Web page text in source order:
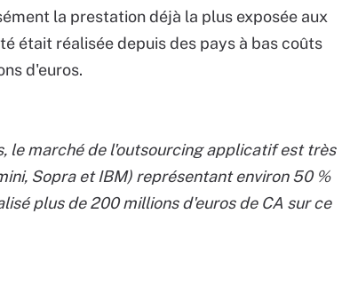
la prestation déjà la plus exposée aux
était réalisée depuis des pays à bas coûts
d'euros.
le marché de l'outsourcing applicatif est très
Sopra et IBM) représentant environ 50 %
plus de 200 millions d'euros de CA sur ce